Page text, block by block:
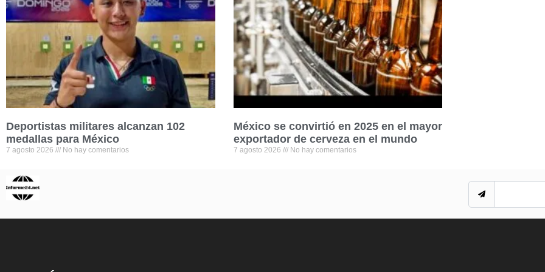
Deportistas militares alcanzan 102
medallas para México
7 agosto 2026 No hay comentarios
México se convirtió en 2025 en el mayor
exportador de cerveza en el mundo
7 agosto 2026 No hay comentarios